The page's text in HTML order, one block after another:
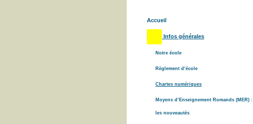
Accueil
Infos générales
Notre école
Règlement d’école
Chartes numériques
Moyens d’Enseignement Romands (MER) :
les nouveautés